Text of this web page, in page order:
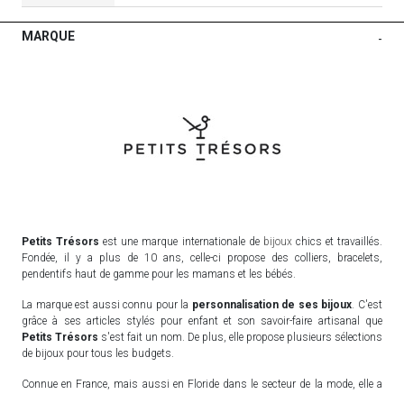
MARQUE -
Petits Trésors est une marque internationale de bijouxchics et travaillés.
Fondée, il y a plus de 10 ans, celle-ci propose des colliers, bracelets,
pendentifs haut de gamme pour les mamans et les bébés.
La marque est aussi connu pour la personnalisation de ses bijoux . C'est
grâce à ses articles stylés pour enfant et son savoir-faire artisanal que
Petits Trésors s'est fait un nom. De plus, elle propose plusieurs sélections
de bijoux pour tous les budgets.
Connue en France, mais aussi en Floride dans le secteur de la mode, elle a